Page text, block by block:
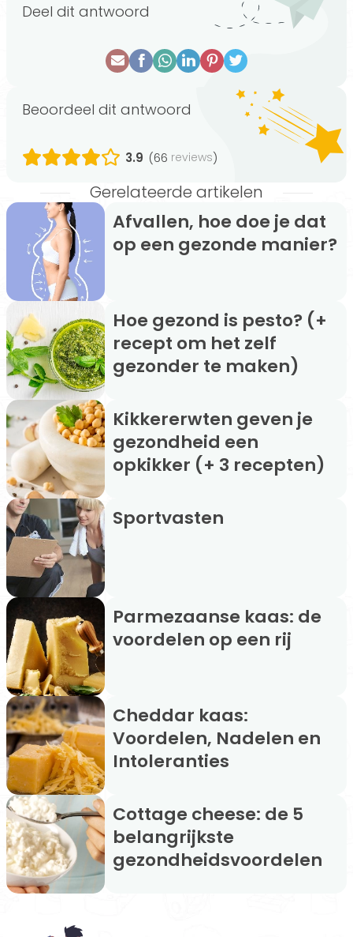
Deel dit antwoord
Beoordeel dit antwoord
3.9 (66 reviews)
Gerelateerde artikelen
Afvallen, hoe doe je dat
op een gezonde manier?
Hoe gezond is pesto? (+
recept om het zelf
gezonder te maken)
Kikkererwten geven je
gezondheid een
opkikker (+ 3 recepten)
Sportvasten
Parmezaanse kaas: de
voordelen op een rij
Cheddar kaas:
Voordelen, Nadelen en
Intoleranties
Cottage cheese: de 5
belangrijkste
gezondheidsvoordelen